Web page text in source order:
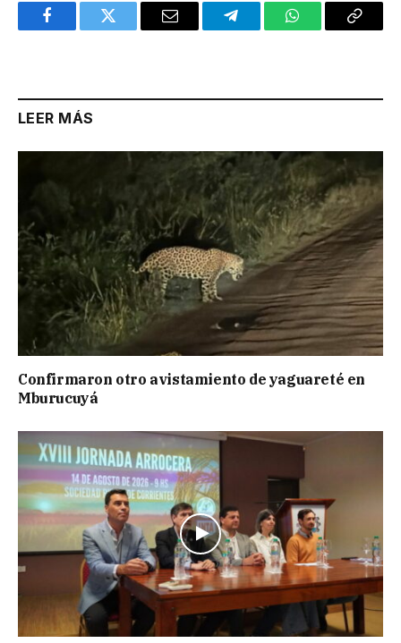
FacebookTwitter Email TelegramWhatsAppCopy
LEER MÁS
Confirmaron otro avistamiento de yaguareté en
Mburucuyá